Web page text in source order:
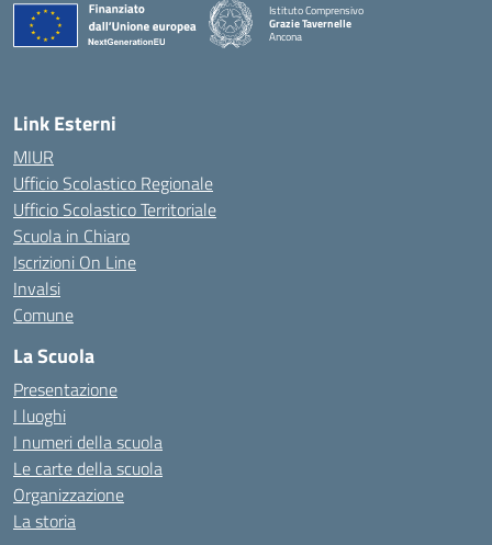
Istituto Comprensivo
Grazie Tavernelle
Ancona
Link Esterni
MIUR
Ufficio Scolastico Regionale
Ufficio Scolastico Territoriale
Scuola in Chiaro
Iscrizioni On Line
Invalsi
Comune
La Scuola
Presentazione
I luoghi
I numeri della scuola
Le carte della scuola
Organizzazione
La storia